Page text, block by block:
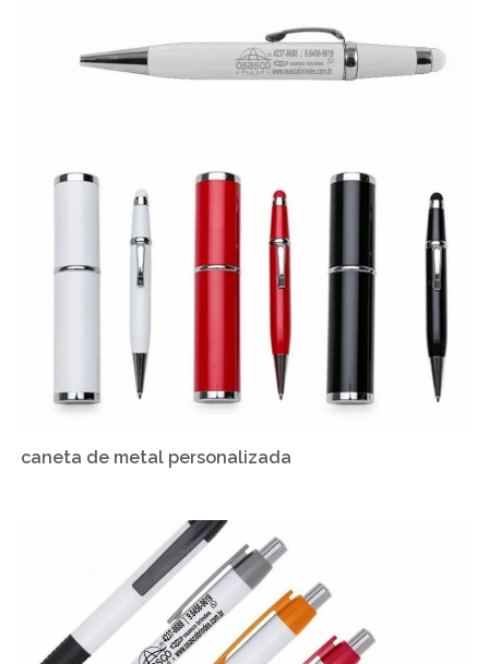
caneta de metal personalizada